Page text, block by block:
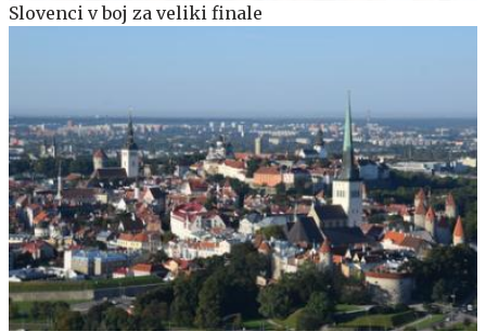
Slovenci v boj za veliki finale